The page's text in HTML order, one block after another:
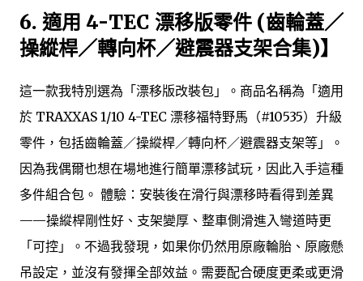
6. 適用 4-TEC 漂移版零件 (齒輪蓋／
操縱桿／轉向杯／避震器支架合集)】
這一款我特別選為「漂移版改裝包」。商品名稱為「適用
於 TRAXXAS 1/10 4-TEC 漂移福特野馬（#10535）升級
零件，包括齒輪蓋／操縱桿／轉向杯／避震器支架等」。
因為我偶爾也想在場地進行簡單漂移試玩，因此入手這種
多件組合包。 體驗：安裝後在滑行與漂移時看得到差異
——操縱桿剛性好、支架變厚、整車側滑進入彎道時更
「可控」。不過我發現，如果你仍然用原廠輪胎、原廠懸
吊設定，並沒有發揮全部效益。需要配合硬度更柔或更滑